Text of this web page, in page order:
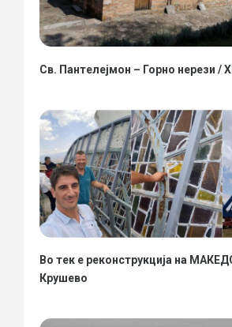
Св. Пантелејмон – Горно нерези /
Во тек е реконструкција на
Крушево